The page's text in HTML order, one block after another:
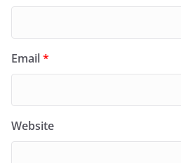
Email*
Website